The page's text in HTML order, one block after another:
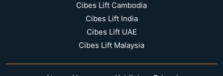
Cibes Lift Cambodia
Cibes Lift India
Cibes Lift UAE
Cibes Lift Malaysia